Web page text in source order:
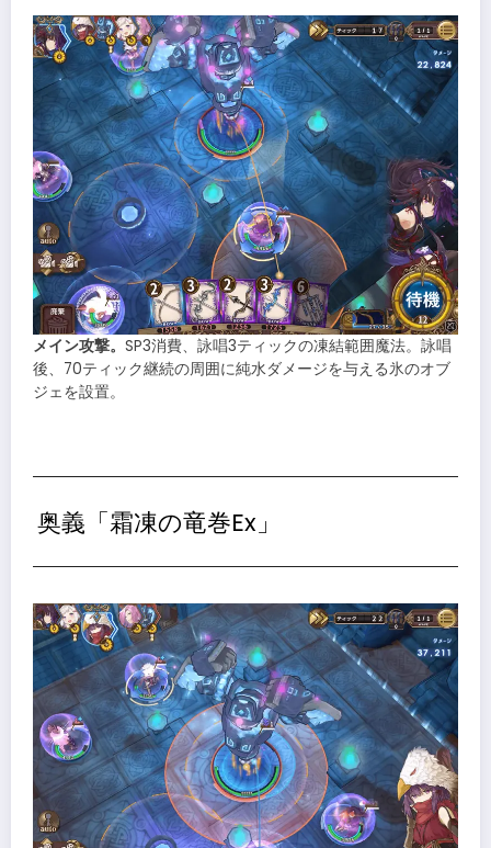
メイン攻撃。 SP3消費、詠唱3ティックの凍結範囲魔法。詠唱
後、70ティック継続の周囲に純水ダメージを与える氷のオブ
ジェを設置。
奥義「霜凍の竜巻Ex」